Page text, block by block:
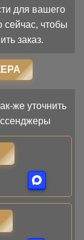
для вашего
чтобы
заказ.
же уточнить